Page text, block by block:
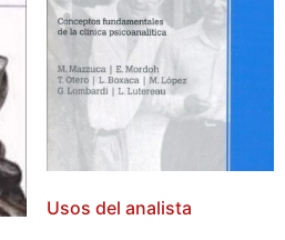
Usos del analista